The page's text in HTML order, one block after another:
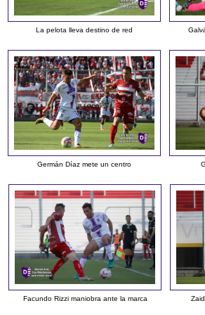
La pelota lleva destino de red
Germán Díaz mete un centro
Facundo Rizzi maniobra ante la marca